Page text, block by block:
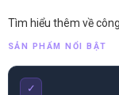
Tìm hiểu thêm về
SẢN PHẨM NỔI BẬT
✓